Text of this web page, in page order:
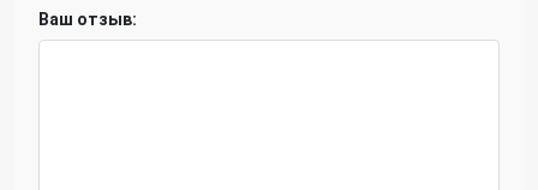
Ваш отзыв: